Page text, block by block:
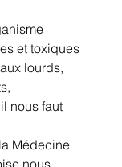
et toxiques
lourds,
nous faut
Médecine